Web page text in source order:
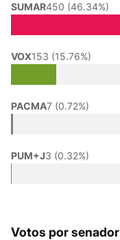
SUMAR450 (46.34%)
VOX153 (15.76%)
PACMA7 (0.72%)
PUM+J3 (0.32%)
Votos por senador